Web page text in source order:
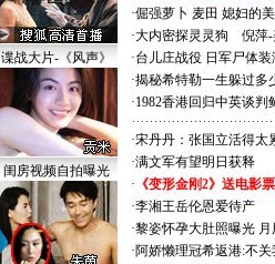
谍战大片-《风声》
闺房视频自拍曝光
·倔强萝卜 麦田 媳妇的
·大内密探灵灵狗
倪萍
·台儿庄战役 日军尸体
·揭秘希特勒一生躲过多
·1982香港回归中英谈判
·宋丹丹：张国立活得太
·满文军有望明日获释
· 《变形金刚2》送电影票
·李湘王岳伦恩爱待产
·黎姿怀孕大肚照曝光 月
·阿娇懒理冠希返港:不关